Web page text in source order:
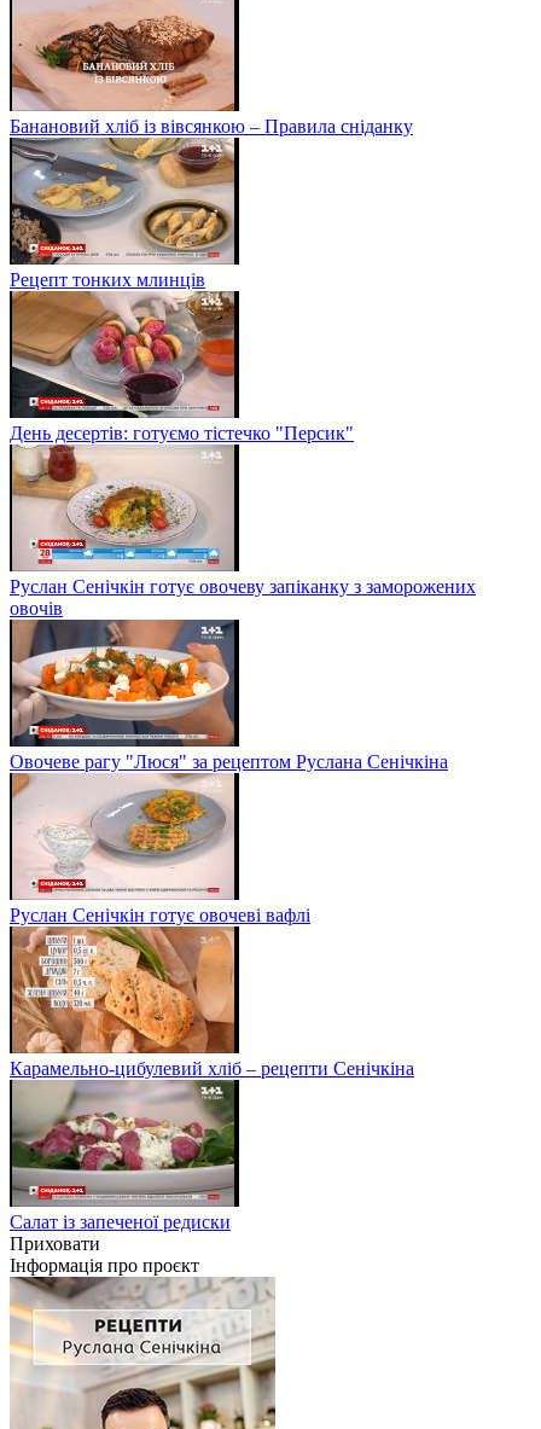
Банановий хліб із вівсянкою – Правила сніданку
Рецепт тонких млинців
День десертів: готуємо тістечко "Персик"
Руслан Сенічкін готує овочеву запіканку з заморожених
овочів
Овочеве рагу "Люся" за рецептом Руслана Сенічкіна
Руслан Сенічкін готує овочеві вафлі
Карамельно-цибулевий хліб – рецепти Сенічкіна
Салат із запеченої редиски
Приховати
Інформація про проєкт